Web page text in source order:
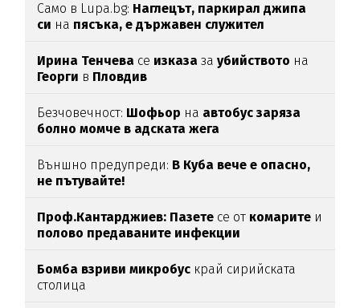
Само в Lupa.bg: Наглецът, паркирал джипа
си на пясъка, е държавен служител
Ирина Тенчева се изказазаубийството на
Георги в Пловдив
Безчовечност: Шофьор на автобус заряза
болно момче в адската жега
Външно предупреди: В Куба вече е опасно,
не пътувайте!
Проф.Кантарджиев: Пазете се от комарите и
полово предаваните инфекции
Бомба взриви микробус край сирийската
столица